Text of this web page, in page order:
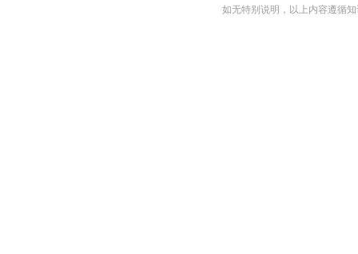
如无特别说明，以上内容遵循